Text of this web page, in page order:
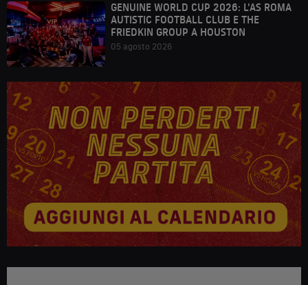
GENUINE WORLD CUP 2026: L'AS ROMA
AUTISTIC FOOTBALL CLUB E THE
FRIEDKIN GROUP A HOUSTON
05 agosto 2026